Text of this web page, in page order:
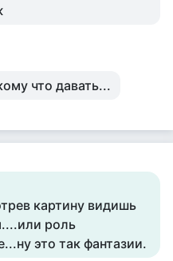
что давать...
картину видишь
роль
это так фантазии.